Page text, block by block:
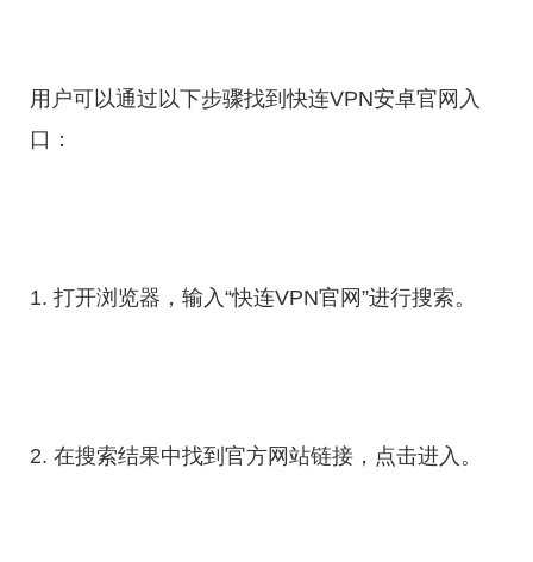
用户可以通过以下步骤找到快连VPN安卓官网入
口：
1. 打开浏览器，输入“快连VPN官网”进行搜索。
2. 在搜索结果中找到官方网站链接，点击进入。